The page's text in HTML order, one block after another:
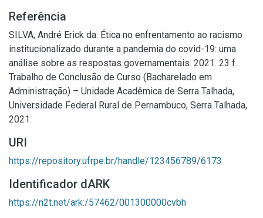
Referência
SILVA, André Erick da. Ética no enfrentamento ao racismo
institucionalizado durante a pandemia do covid-19: uma
análise sobre as respostas governamentais. 2021. 23 f.
Trabalho de Conclusão de Curso (Bacharelado em
Administração) – Unidade Acadêmica de Serra Talhada,
Universidade Federal Rural de Pernambuco, Serra Talhada,
2021.
URI
https://repository.ufrpe.br/handle/123456789/6173
Identificador dARK
https://n2t.net/ark:/57462/001300000cvbh